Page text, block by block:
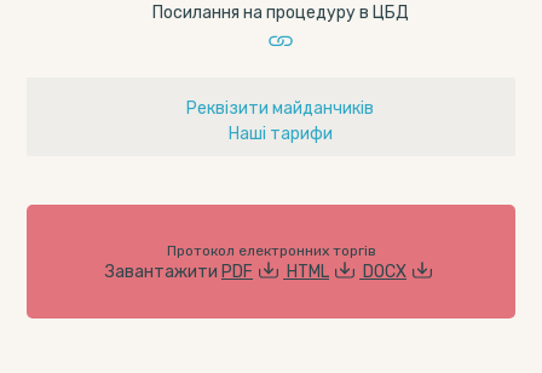
Посилання на процедуру в ЦБД
Реквізити майданчиків
Наші тарифи
Протокол електронних торгів
Завантажити PDF HTML DOCX